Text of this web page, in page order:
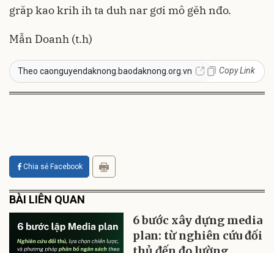
grăp kao krih ih ta duh nar gơi mô gĕh nđo.
Mẫn Doanh (t.h)
Theo caonguyendaknong.baodaknong.org.vn Copy Link
Chia sẻ Facebook
BÀI LIÊN QUAN
6 bước xây dựng media
plan: từ nghiên cứu đối